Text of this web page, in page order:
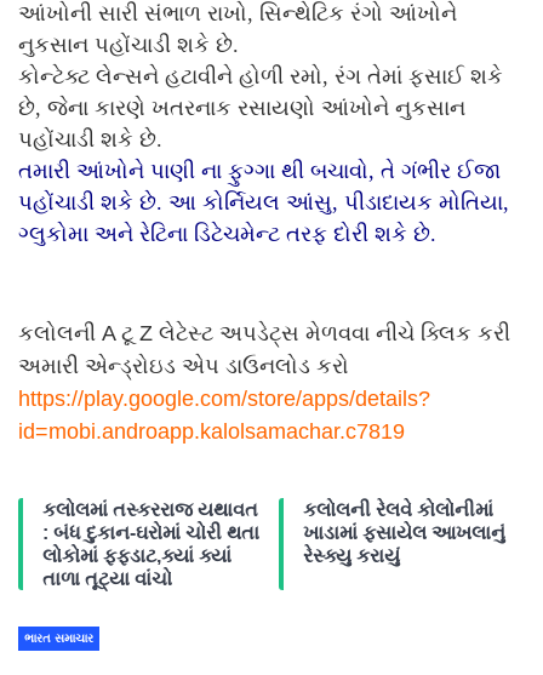
આંખોની સારી સંભાળ રાખો, સિન્થેટિક રંગો આંખોને
નુકસાન પહોંચાડી શકે છે.
કોન્ટેક્ટ લેન્સને હટાવીને હોળી રમો, રંગ તેમાં ફસાઈ શકે
છે, જેના કારણે ખતરનાક રસાયણો આંખોને નુકસાન
પહોંચાડી શકે છે.
તમારી આંખોને પાણી ના ફુગ્ગા થી બચાવો, તે ગંભીર ઈજા
પહોંચાડી શકે છે. આ કોર્નિયલ આંસુ, પીડાદાયક મોતિયા,
ગ્લુકોમા અને રેટિના ડિટેચમેન્ટ તરફ દોરી શકે છે.
કલોલની A ટૂ Z લેટેસ્ટ અપડેટ્સ મેળવવા નીચે ક્લિક કરી
અમારી એન્ડ્રોઇડ એપ ડાઉનલોડ કરો
https://play.google.com/store/apps/details?
id=mobi.androapp.kalolsamachar.c7819
કલોલમાં તસ્કરરાજ યથાવત
: બંધ દુકાન-ઘરોમાં ચોરી થતા
લોકોમાં ફફડાટ,ક્યાં ક્યાં
તાળા તૂટ્યા વાંચો
કલોલની રેલવે કોલોનીમાં
ખાડામાં ફસાયેલ આખલાનું
રેસ્ક્યુ કરાયું
ભારત સમાચાર